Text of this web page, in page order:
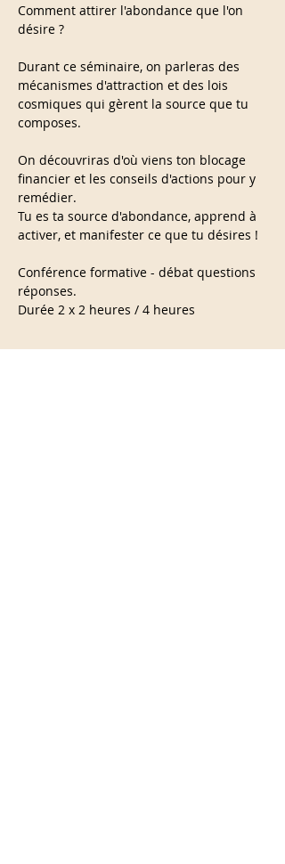
Comment attirer l'abondance que l'on
désire ?
Durant ce séminaire, on parleras des
mécanismes d'attraction et des lois
cosmiques qui gèrent la source que tu
composes.
On découvriras d'où viens ton blocage
financier et les conseils d'actions pour y
remédier.
Tu es ta source d'abondance, apprend à
activer, et manifester ce que tu désires !
Conférence formative - débat questions
réponses.
Durée 2 x 2 heures / 4 heures